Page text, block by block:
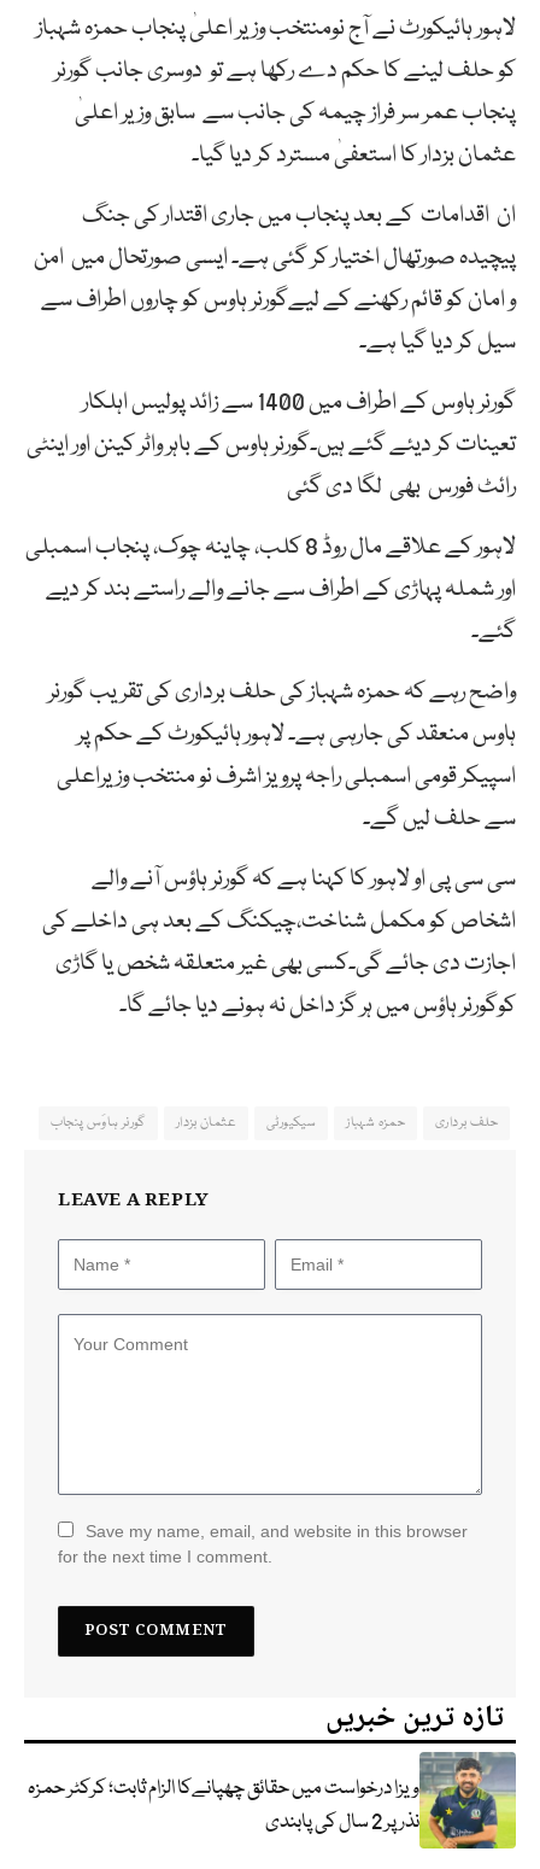
لاہور ہائیکورٹ نے آج نومنتخب وزیر اعلیٰ پنجاب حمزہ شہباز
کو حلف لینے کا حکم دے رکھا ہے تو دوسری جانب گورنر
پنجاب عمر سر فراز چیمہ کی جانب سے سابق وزیر اعلیٰ
عثمان بزدار کا استعفیٰ مسترد کر دیا گیا۔
ان اقدامات کے بعد پنجاب میں جاری اقتدار کی جنگ
پیچیدہ صورتھال اختیار کر گئی ہے۔ ایسی صورتحال میں امن
و امان کو قائم رکھنے کے لیےگورنر ہاوس کو چاروں اطراف سے
سیل کر دیا گیا ہے۔
گورنر ہاوس کے اطراف میں 1400 سے زائد پولیس اہلکار
تعینات کر دیئے گئے ہیں۔گورنر ہاوس کے باہر واٹر کینن اور اینٹی
رائٹ فورس بھی لگا دی گئی
لاہور کے علاقے مال روڈ 8 کلب، چاینہ چوک، پنجاب اسمبلی
اور شملہ پہاڑی کے اطراف سے جانے والے راستے بند کر دیے
گئے۔
واضح رہے کہ حمزہ شہباز کی حلف برداری کی تقریب گورنر
ہاوس منعقد کی جارہی ہے۔ لاہور ہائیکورٹ کے حکم پر
اسپیکر قومی اسمبلی راجہ پرویز اشرف نو منتخب وزیراعلی
سے حلف لیں گے۔
سی سی پی او لاہور کا کہنا ہے کہ گورنر ہاؤس آنے والے
اشخاص کو مکمل شناخت،چیکنگ کے بعد ہی داخلے کی
اجازت دی جائے گی۔کسی بھی غیر متعلقہ شخص یا گاڑی
کوگورنر ہاؤس میں ہر گز داخل نہ ہونے دیا جائے گا۔
حلف برداری حمزہ شہباز سیکیورٹی عثمان بزدار گورنر ہاوَس پنجاب
LEAVE A REPLY
Save my name, email, and website in this browser
for the next time I comment.
تازہ ترین خبریں
ویزا درخواست میں حقائق چھپانےکا الزام ثابت؛ کرکٹر حمزہ
نذر پر 2 سال کی پابندی